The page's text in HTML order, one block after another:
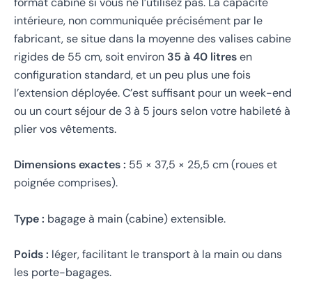
intérieure, non communiquée précisément par le
fabricant, se situe dans la moyenne des valises cabine
rigides de 55 cm, soit environ 35 à 40 litresen
configuration standard, et un peu plus une fois
l’extension déployée. C’est suffisant pour un week-end
ou un court séjour de 3 à 5 jours selon votre habileté à
plier vos vêtements.
Dimensions exactes : 55 × 37,5 × 25,5 cm (roues et
poignée comprises).
Type : bagage à main (cabine) extensible.
Poids : léger, facilitant le transport à la main ou dans
les porte-bagages.